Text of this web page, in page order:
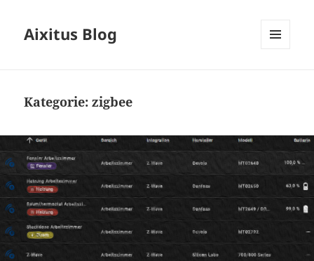
Aixitus Blog
Kategorie:zigbee